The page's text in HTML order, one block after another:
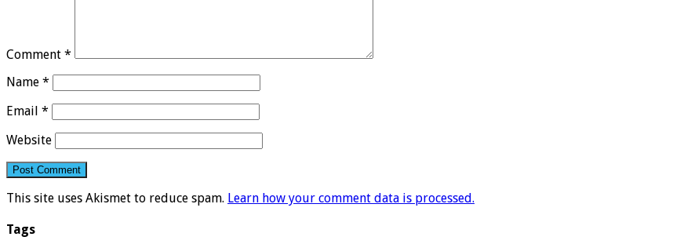
Comment *
Name *
Email *
Website
This site uses Akismet to reduce spam. Learn how your comment data is processed.
Tags